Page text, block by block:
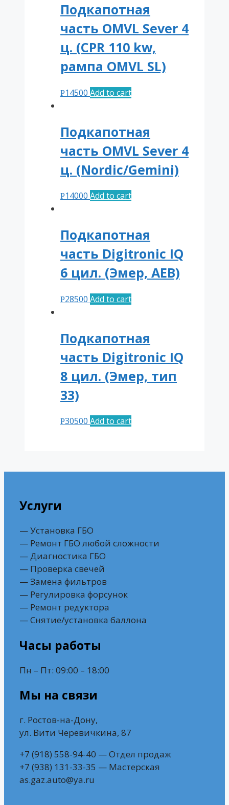
жиклерами)
quantity
Подкапотная
часть OMVL Sever 4
ц. (CPR 110 kw,
рампа OMVL SL)
Р14500 Add to cart
Подкапотная
часть OMVL Sever 4
ц. (Nordic/Gemini)
Р14000 Add to cart
Подкапотная
часть Digitronic IQ
6 цил. (Эмер, АЕВ)
Р28500 Add to cart
Подкапотная
часть Digitronic IQ
8 цил. (Эмер, тип
33)
Р30500 Add to cart
Услуги
— Установка ГБО
— Ремонт ГБО любой сложности
— Диагностика ГБО
— Проверка свечей
— Замена фильтров
— Регулировка форсунок
— Ремонт редуктора
— Снятие/установка баллона
Часы работы
Пн – Пт: 09:00 – 18:00
Мы на связи
г. Ростов-на-Дону,
ул. Вити Черевичкина, 87
+7 (918) 558-94-40 — Отдел продаж
+7 (938) 131-33-35 — Мастерская
as.gaz.auto@ya.ru